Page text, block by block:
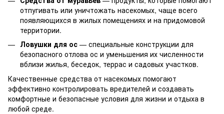
отпугивать или уничтожать насекомых, чаще всего
появляющихся в жилых помещениях и на придомовой
территории.
Ловушки для ос — специальные конструкции для
безопасного отлова ос и уменьшения их численности
вблизи жилья, беседок, террас и садовых участков.
Качественные средства от насекомых помогают
эффективно контролировать вредителей и создавать
комфортные и безопасные условия для жизни и отдыха в
любой среде.